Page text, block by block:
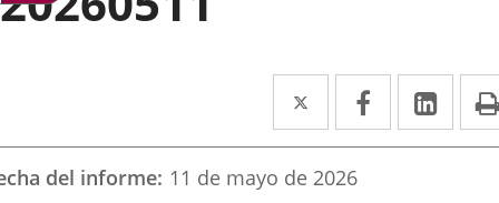
Twitter
Enlace
a
una
Facebook
Enlace
a
a
del informe 11 de mayo de 2026